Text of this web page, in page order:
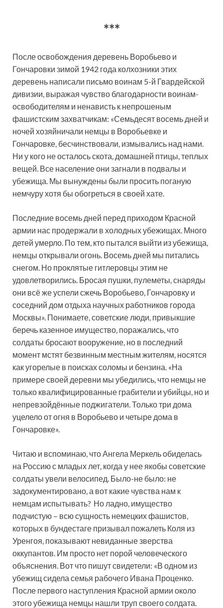
***
После освобождения деревень Воробьево и
Гончаровки зимой 1942 года колхозники этих
деревень написали письмо воинам 5-й Гвардейской
дивизии, выражая чувство благодарности воинам-
освободителям и ненависть к непрошеным
фашистским захватчикам: «Семьдесят восемь дней и
ночей хозяйничали немцы в Воробьевке и
Гончаровке, бесчинствовали, измывались над нами.
Ни у кого не осталось скота, домашней птицы, теплых
вещей. Все население они загнали в подвалы и
убежища. Мы вынуждены были просить поганую
немчуру хотя бы обогреться в своей хате.
Последние восемь дней перед приходом Красной
армии нас продержали в холодных убежищах. Много
детей умерло. По тем, кто пытался выйти из убежища,
немцы открывали огонь. Восемь дней мы питались
снегом. Но проклятые гитлеровцы этим не
удовлетворились. Бросая пушки, пулеметы, снаряды
они всё же успели сжечь Воробьево, Гончаровку и
соседний дом отдыха научных работников города
Москвы». Понимаете, советские люди, привыкшие
беречь казенное имущество, поражались, что
солдаты бросают вооружение, но в последний
момент мстят безвинным местным жителям, носятся
как угорелые в поисках соломы и бензина. «На
примере своей деревни мы убедились, что немцы не
только квалифицированные грабители и убийцы, но и
непревзойдённые поджигатели. Только три дома
уцелело от огня в Воробьево и четыре дома в
Гончаровке».
Читаю и вспоминаю, что Ангела Меркель обиделась
на Россию с младых лет, когда у нее якобы советские
солдаты увели велосипед. Было-не было: не
задокументировано, а вот какие чувства нам к
немцам испытывать? Но ладно, имущество
подчистую – всю сущность немецких фашистов,
которых в бундестаге призывал пожалеть Коля из
Уренгоя, показывают невиданные зверства
оккупантов. Им просто нет порой человеческого
объяснения. Вот что пишут свидетели: «В одном из
убежищ сидела семья рабочего Ивана Проценко.
После первого наступления Красной армии около
этого убежища немцы нашли труп своего солдата.